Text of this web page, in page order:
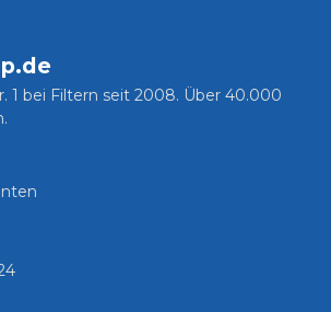
1 bei Filtern seit 2008. Über 40.000